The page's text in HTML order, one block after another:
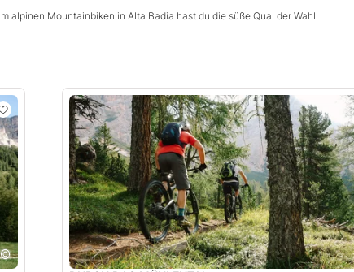
alpinen Mountainbiken in Alta Badia hast du die süße Qual der Wahl.